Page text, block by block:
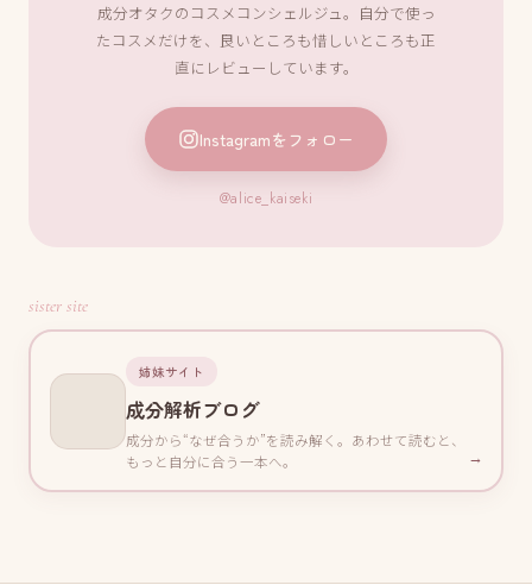
成分オタクのコスメコンシェルジュ。自分で使っ
たコスメだけを、良いところも惜しいところも正
直にレビューしています。
Instagramをフォロー
@alice_kaiseki
sister site
姉妹サイト
成分解析ブログ
成分から“なぜ合うか”を読み解く。あわせて読むと、
もっと自分に合う一本へ。
→